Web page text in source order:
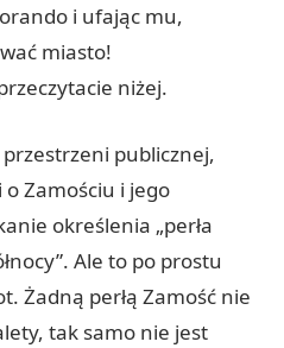
i ufając mu,
miasto!
niżej.
publicznej,
Zamościu i jego
określenia „perła
Ale to po prostu
Żadną perłą Zamość nie
tak samo nie jest